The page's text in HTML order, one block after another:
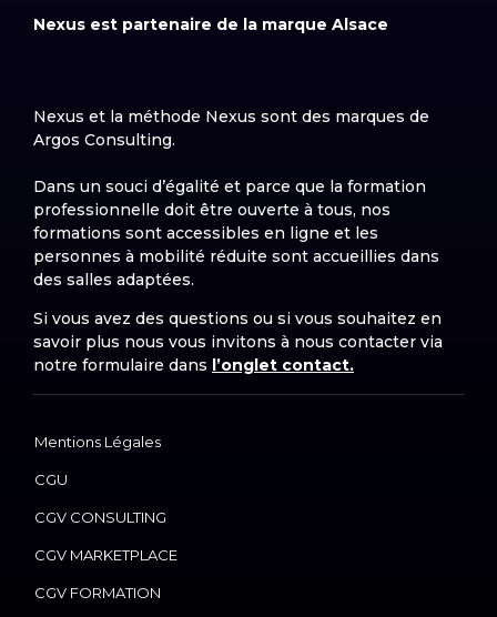
Nexus est partenaire de la marque Alsace
Nexus et la méthode Nexus sont des marques de
Argos Consulting.
Dans un souci d’égalité et parce que la formation
professionnelle doit être ouverte à tous, nos
formations sont accessibles en ligne et les
personnes à mobilité réduite sont accueillies dans
des salles adaptées.
Si vous avez des questions ou si vous souhaitez en
savoir plus nous vous invitons à nous contacter via
notre formulaire dans l’onglet contact.
Mentions Légales
CGU
CGV CONSULTING
CGV MARKETPLACE
CGV FORMATION